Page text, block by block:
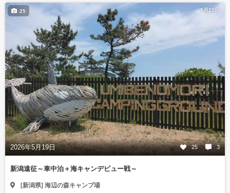
5月21日
2026年5月19日 25 3
25
新潟遠征～車中泊＋海キャンデビュー戦～
[新潟県] 海辺の森キャンプ場